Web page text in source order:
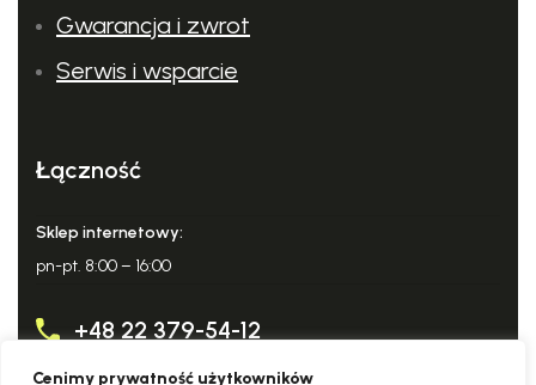
Cenimy prywatność użytkowników
Gwarancja i zwrot
Serwis i wsparcie
Łączność
Sklep internetowy:
pn-pt. 8:00 – 16:00
+48 22 379-54-12